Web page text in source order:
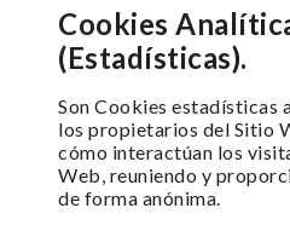
Cookies
(Estadísticas).
Son Cookies estadísticas
los propietarios del Sitio
cómo interactúan los
Web, reuniendo y
de forma anónima.